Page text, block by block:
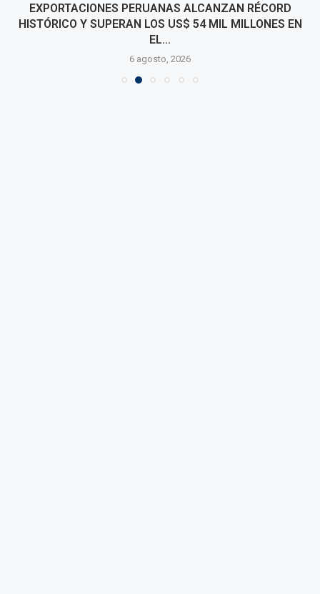
EXPORTACIONES PERUANAS ALCANZAN RÉCORD
HISTÓRICO Y SUPERAN LOS US$ 54 MIL MILLONES EN
EL...
6 agosto, 2026